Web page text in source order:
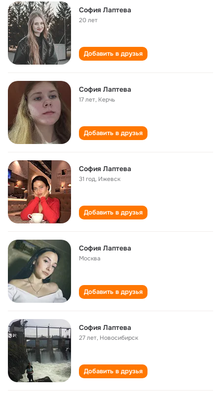
София Лаптева
20 лет
Добавить в друзья
София Лаптева
17 лет, Керчь
Добавить в друзья
София Лаптева
31 год, Ижевск
Добавить в друзья
София Лаптева
Москва
Добавить в друзья
София Лаптева
27 лет, Новосибирск
Добавить в друзья